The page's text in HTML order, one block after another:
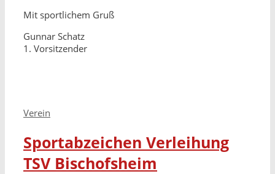
Mit sportlichem Gruß
Gunnar Schatz
1. Vorsitzender
Kategorien
Verein
Sportabzeichen Verleihung
TSV Bischofsheim